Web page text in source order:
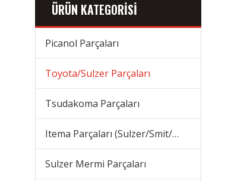
ÜRÜN KATEGORİSİ
Picanol Parçaları
Toyota/Sulzer Parçaları
Tsudakoma Parçaları
Itema Parçaları (Sulzer/Smit/Vamatex) Parçaları
Sulzer Mermi Parçaları